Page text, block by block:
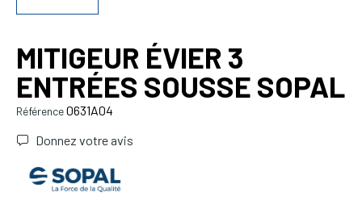
MITIGEUR ÉVIER 3
ENTRÉES SOUSSE SOPAL
Référence0631A04
Donnez votre avis